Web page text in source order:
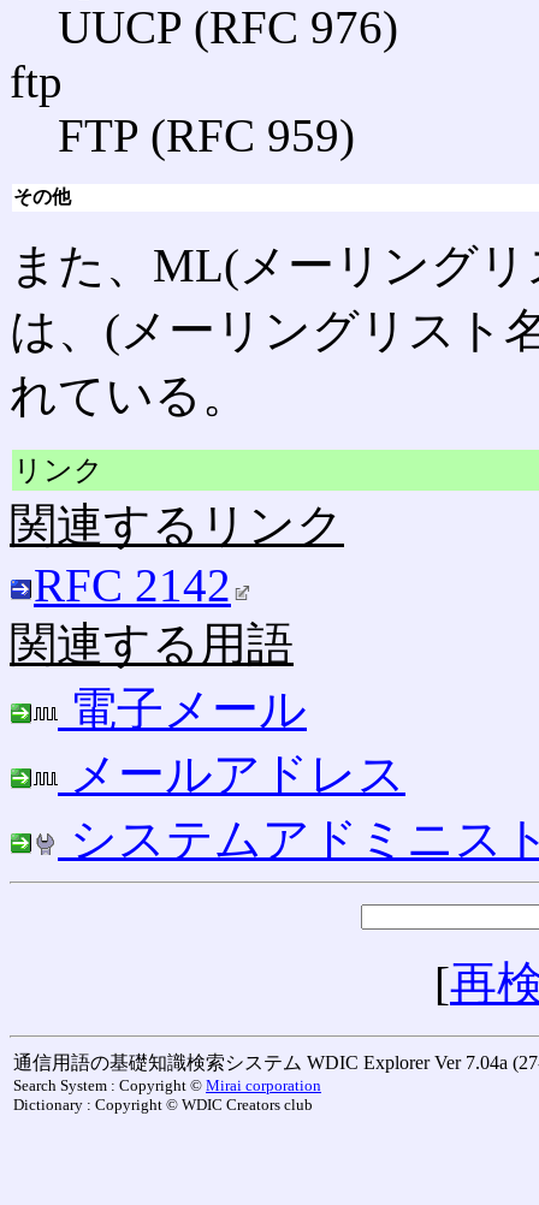
UUCP (RFC 976)
ftp
FTP (RFC 959)
その他
また、ML(メーリング
は、(メーリングリスト
れている。
リンク
関連するリンク
RFC 2142
関連する用語
電子メール
メールアドレス
システムアドミニス
[再
通信用語の基礎知識検索システム WDIC Explorer Ver 7.04a
Search System : Copyright © Mirai corporation
Dictionary : Copyright © WDIC Creators club